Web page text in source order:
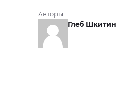
Авторы
Глеб Шкитин